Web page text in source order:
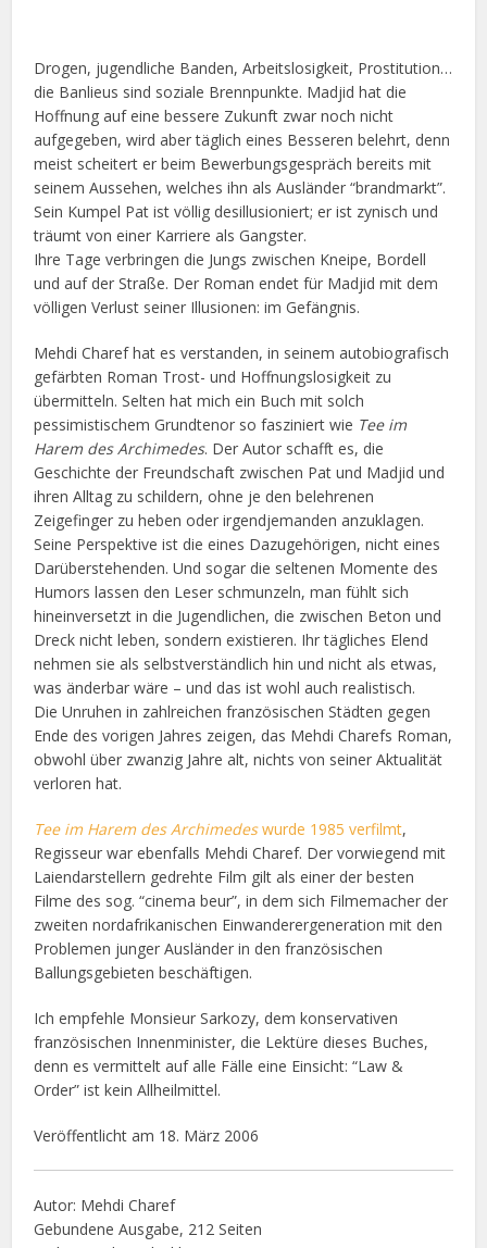
Drogen, jugendliche Banden, Arbeitslosigkeit, Prostitution…
die Banlieus sind soziale Brennpunkte. Madjid hat die
Hoffnung auf eine bessere Zukunft zwar noch nicht
aufgegeben, wird aber täglich eines Besseren belehrt, denn
meist scheitert er beim Bewerbungsgespräch bereits mit
seinem Aussehen, welches ihn als Ausländer “brandmarkt”.
Sein Kumpel Pat ist völlig desillusioniert; er ist zynisch und
träumt von einer Karriere als Gangster.
Ihre Tage verbringen die Jungs zwischen Kneipe, Bordell
und auf der Straße. Der Roman endet für Madjid mit dem
völligen Verlust seiner Illusionen: im Gefängnis.
Mehdi Charef hat es verstanden, in seinem autobiografisch
gefärbten Roman Trost- und Hoffnungslosigkeit zu
übermitteln. Selten hat mich ein Buch mit solch
pessimistischem Grundtenor so fasziniert wie Tee im
Harem des Archimedes. Der Autor schafft es, die
Geschichte der Freundschaft zwischen Pat und Madjid und
ihren Alltag zu schildern, ohne je den belehrenen
Zeigefinger zu heben oder irgendjemanden anzuklagen.
Seine Perspektive ist die eines Dazugehörigen, nicht eines
Darüberstehenden. Und sogar die seltenen Momente des
Humors lassen den Leser schmunzeln, man fühlt sich
hineinversetzt in die Jugendlichen, die zwischen Beton und
Dreck nicht leben, sondern existieren. Ihr tägliches Elend
nehmen sie als selbstverständlich hin und nicht als etwas,
was änderbar wäre – und das ist wohl auch realistisch.
Die Unruhen in zahlreichen französischen Städten gegen
Ende des vorigen Jahres zeigen, das Mehdi Charefs Roman,
obwohl über zwanzig Jahre alt, nichts von seiner Aktualität
verloren hat.
Tee im Harem des Archimedeswurde 1985 verfilmt,
Regisseur war ebenfalls Mehdi Charef. Der vorwiegend mit
Laiendarstellern gedrehte Film gilt als einer der besten
Filme des sog. “cinema beur”, in dem sich Filmemacher der
zweiten nordafrikanischen Einwanderergeneration mit den
Problemen junger Ausländer in den französischen
Ballungsgebieten beschäftigen.
Ich empfehle Monsieur Sarkozy, dem konservativen
französischen Innenminister, die Lektüre dieses Buches,
denn es vermittelt auf alle Fälle eine Einsicht: “Law &
Order” ist kein Allheilmittel.
Veröffentlicht am 18. März 2006
Autor: Mehdi Charef
Gebundene Ausgabe, 212 Seiten